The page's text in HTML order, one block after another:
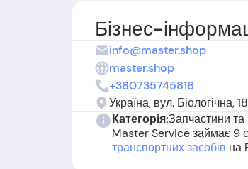
Бізнес-
info@master.shop
master.shop
+380735745816
Україна, вул. Біологічна,
Категорія:Запчастини та
Master Service займає 9
транспортних засобів на